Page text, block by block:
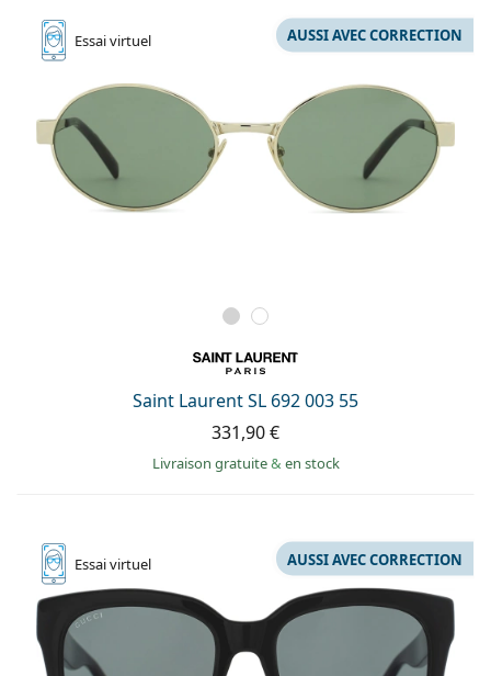
Essaivirtuel
Saint Laurent SL 692 003 55
AUSSI AVEC CORRECTION
331,90 €
Livraison gratuite& en stock
Essaivirtuel AUSSI AVEC CORRECTION